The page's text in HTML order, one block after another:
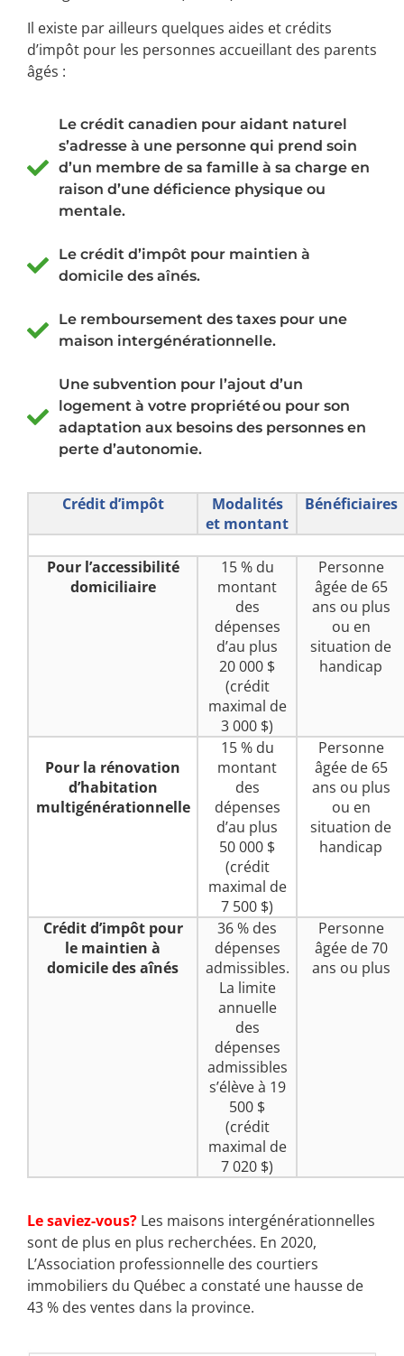
Il existe par ailleurs quelques aides et crédits
d’impôt pour les personnes accueillant des parents
âgés :
Le crédit canadien pour aidant naturel
s’adresse à une personne qui prend soin
d’un membre de sa famille à sa charge en
raison d’une déficience physique ou
mentale.
Le crédit d’impôt pour maintien à
domicile des aînés.
Le remboursement des taxes pour une
maison intergénérationnelle.
Une subvention pour l’ajout d’un
logement à votre propriété ou pour son
adaptation aux besoins des personnes en
perte d’autonomie.
Crédit d’impôt
Modalités
et montant
Bénéficiaires
Pour l’accessibilité
domiciliaire
15 % du
montant
des
dépenses
d’au plus
20 000 $
(crédit
maximal de
3 000 $)
Personne
âgée de 65
ans ou plus
ou en
situation de
handicap
Pour la rénovation
d’habitation
multigénérationnelle
15 % du
montant
des
dépenses
d’au plus
50 000 $
(crédit
maximal de
7 500 $)
Personne
âgée de 65
ans ou plus
ou en
situation de
handicap
Crédit d’impôt pour
le maintien à
domicile des aînés
36 % des
dépenses
admissibles.
La limite
annuelle
des
dépenses
admissibles
s’élève à 19
500 $
(crédit
maximal de
7 020 $)
Personne
âgée de 70
ans ou plus
Le saviez-vous? Les maisons intergénérationnelles
sont de plus en plus recherchées. En 2020,
L’Association professionnelle des courtiers
immobiliers du Québec a constaté une hausse de
43 % des ventes dans la province.